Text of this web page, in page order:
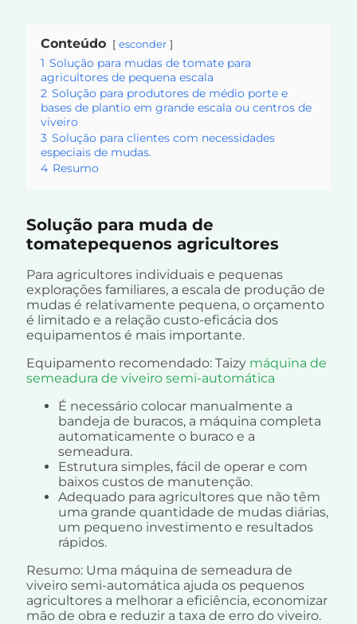
Conteúdo esconder
1 Solução para mudas de tomate para
agricultores de pequena escala
2 Solução para produtores de médio porte e
bases de plantio em grande escala ou centros de
viveiro
3 Solução para clientes com necessidades
especiais de mudas.
4 Resumo
Solução para muda de
tomatepequenos agricultores
Para agricultores individuais e pequenas
explorações familiares, a escala de produção de
mudas é relativamente pequena, o orçamento
é limitado e a relação custo-eficácia dos
equipamentos é mais importante.
Equipamento recomendado: Taizy máquina de
semeadura de viveiro semi-automática
É necessário colocar manualmente a
bandeja de buracos, a máquina completa
automaticamente o buraco e a
semeadura.
Estrutura simples, fácil de operar e com
baixos custos de manutenção.
Adequado para agricultores que não têm
uma grande quantidade de mudas diárias,
um pequeno investimento e resultados
rápidos.
Resumo: Uma máquina de semeadura de
viveiro semi-automática ajuda os pequenos
agricultores a melhorar a eficiência, economizar
mão de obra e reduzir a taxa de erro do viveiro.